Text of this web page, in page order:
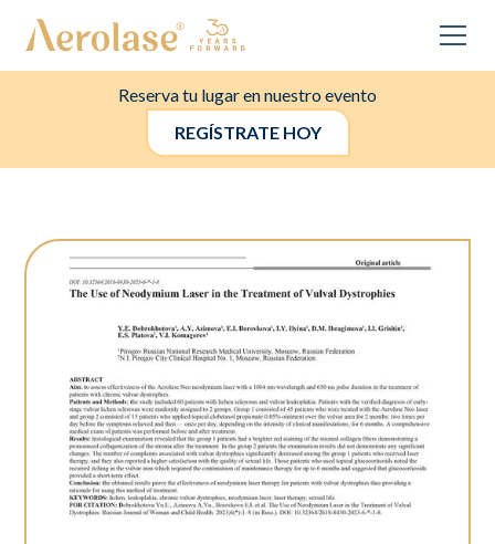
Reserva tu lugar en nuestro evento
REGÍSTRATE HOY